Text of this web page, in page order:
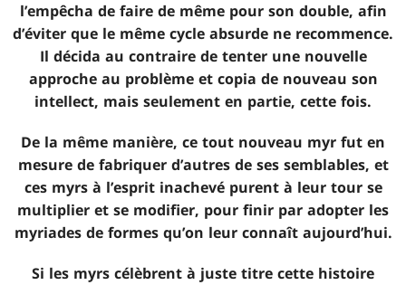
l’empêcha de faire de même pour son double, afin
d’éviter que le même cycle absurde ne recommence.
Il décida au contraire de tenter une nouvelle
approche au problème et copia de nouveau son
intellect, mais seulement en partie, cette fois.
De la même manière, ce tout nouveau myr fut en
mesure de fabriquer d’autres de ses semblables, et
ces myrs à l’esprit inachevé purent à leur tour se
multiplier et se modifier, pour finir par adopter les
myriades de formes qu’on leur connaît aujourd’hui.
Si les myrs célèbrent à juste titre cette histoire